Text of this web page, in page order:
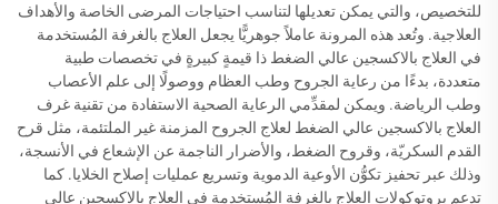
للتخصيص، والتي يمكن تعديلها لتناسب احتياجات المرضى الخاصة والأهداف
العلاجية. وتُعد هذه المرونة عاملاً جوهريًّا يجعل العلاج بالغرفة المُستخدمة
في العلاج بالاكسجين عالي الضغط ذا قيمةٍ كبيرةٍ في تخصصات طبية
متعددة، بدءًا من رعاية الجروح وطب العظام ووصولًا إلى علم الأعصاب
وطب الرياضة. ويمكن لمقدِّمي الرعاية الصحية الاستفادة من تقنية غرف
العلاج بالاكسجين عالي الضغط لعلاج الجروح المزمنة غير الملتئمة، مثل قرح
القدم السكريّة، وقروح الضغط، والأضرار الناجمة عن الإشعاع في الأنسجة،
وذلك عبر تحفيز تكوُّن الأوعية الدموية وتسريع عمليات إصلاح الخلايا. كما
تدعم بروتوكولات العلاج بالغرفة المُستخدمة في العلاج بالاكسجين عالي